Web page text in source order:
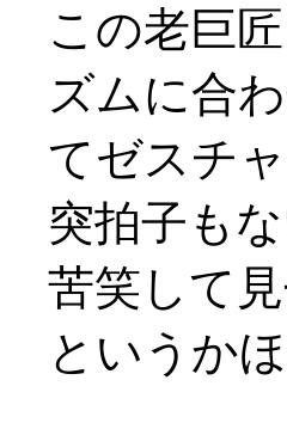
この老巨
ズムに合
てゼスチ
突拍子も
苦笑して
というか